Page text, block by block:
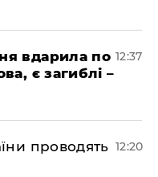
вдарила по
є загиблі –
12:37
проводять 12:20